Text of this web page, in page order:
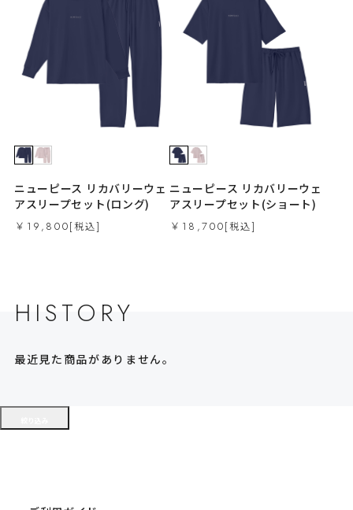
ニューピース リカバリーウェ
アスリープセット(ロング)
￥19,800
ニューピース リカバリーウェ
アスリープセット(ショート)
￥18,700
HISTORY
最近見た商品がありません。